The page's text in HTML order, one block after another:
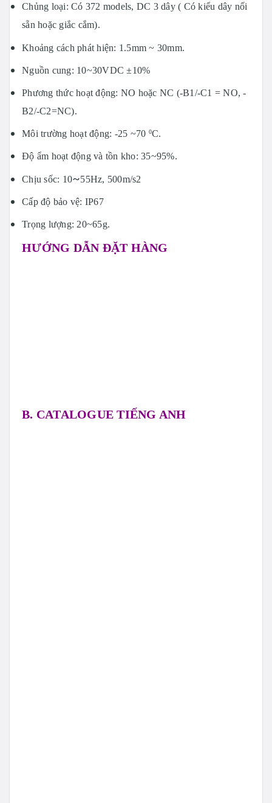
Chủng loại: Có 372 models, DC 3 dây ( Có kiểu dây nối
sẵn hoặc giắc cắm).
Khoảng cách phát hiện: 1.5mm ~ 30mm.
Nguồn cung: 10~30VDC ±10%
Phương thức hoạt động: NO hoặc NC (-B1/-C1 = NO, -
B2/-C2=NC).
Môi trường hoạt động: -25 ~70 0C.
Độ ẩm hoạt động và tồn kho: 35~95%.
Chịu sốc: 10~55Hz, 500m/s2
Cấp độ bảo vệ: IP67
Trọng lượng: 20~65g.
HƯỚNG DẪN ĐẶT HÀNG
B. CATALOGUE TIẾNG ANH